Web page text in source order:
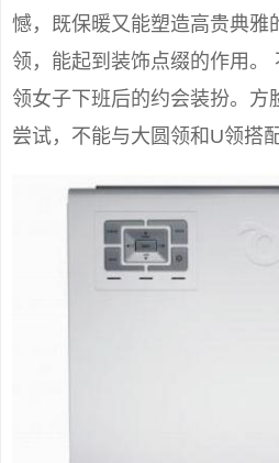
你的时尚指数。因为丝巾结在
窕动人。 硬朗的丝巾材质，
案，突出柔中带刚的时代新女
巾对折,再对折至适当宽度。
Step3：将两端在颈后打一个
为完美的交叉形状。 效果图
领吊带，点缀空荡荡的脖颈，